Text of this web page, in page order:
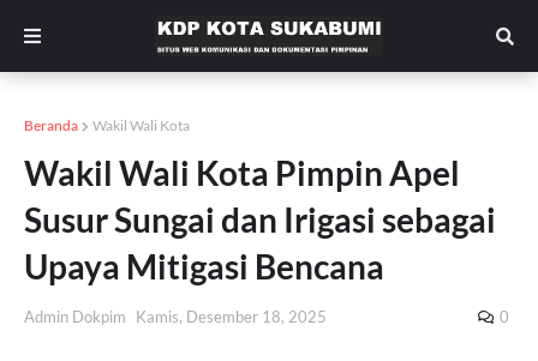
Beranda Wakil Wali Kota
Wakil Wali Kota Pimpin Apel
Susur Sungai dan Irigasi sebagai
Upaya Mitigasi Bencana
Admin Dokpim Kamis, Desember 18, 2025 0